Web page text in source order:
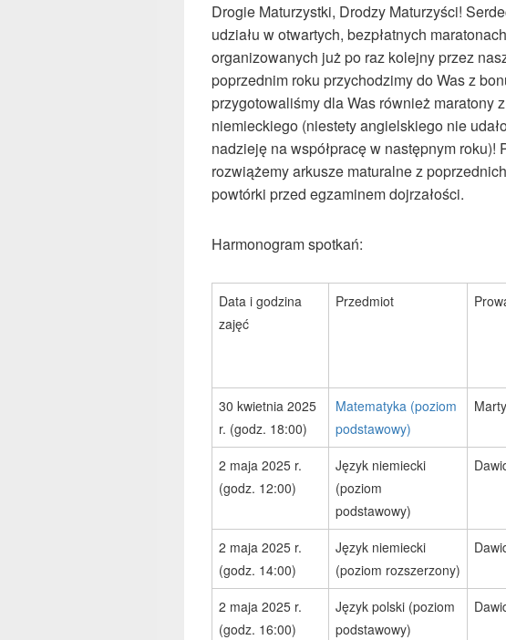
Drogie Maturzystki, Drodzy Maturzyści!
udziału w otwartych, bezpłatnych
organizowanych już po raz kolejny przez
poprzednim roku przychodzimy do Was z
przygotowaliśmy dla Was również maratony
niemieckiego (niestety angielskiego nie
nadzieję na współpracę w następnym roku)!
rozwiążemy arkusze maturalne z
powtórki przed egzaminem dojrzałości.
Harmonogram spotkań:
Data i godzina
zajęć
Przedmiot
30 kwietnia 2025
r. (godz. 18:00)
Matematyka (poziom
podstawowy)
2 maja 2025 r.
(godz. 12:00)
Język niemiecki
(poziom
podstawowy)
2 maja 2025 r.
(godz. 14:00)
Język niemiecki
(poziom rozszerzony)
2 maja 2025 r.
(godz. 16:00)
Język polski (poziom
podstawowy)